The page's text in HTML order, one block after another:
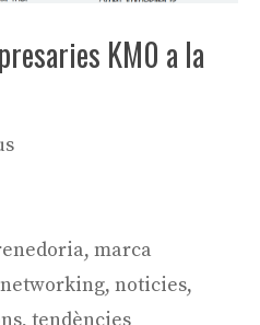
KM0 a la
, marca
networking, noticies,